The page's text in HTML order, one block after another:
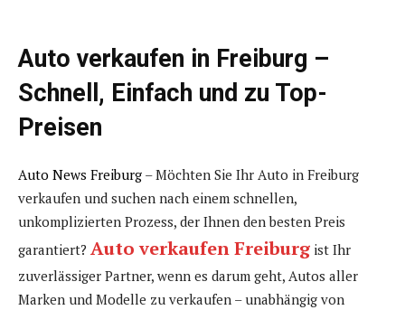
Auto verkaufen in Freiburg –
Schnell, Einfach und zu Top-
Preisen
Auto News Freiburg – Möchten Sie Ihr Auto in Freiburg
verkaufen und suchen nach einem schnellen,
unkomplizierten Prozess, der Ihnen den besten Preis
garantiert? Auto verkaufen Freiburg ist Ihr
zuverlässiger Partner, wenn es darum geht, Autos aller
Marken und Modelle zu verkaufen – unabhängig von